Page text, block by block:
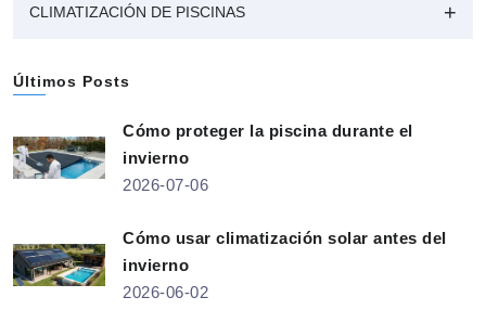
CLIMATIZACIÓN DE PISCINAS
Últimos Posts
Cómo proteger la piscina durante el
invierno
2026-07-06
Cómo usar climatización solar antes del
invierno
2026-06-02